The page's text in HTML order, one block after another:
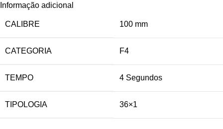
Informação adicional
CALIBRE 100 mm
CATEGORIA F4
TEMPO 4 Segundos
TIPOLOGIA 36×1